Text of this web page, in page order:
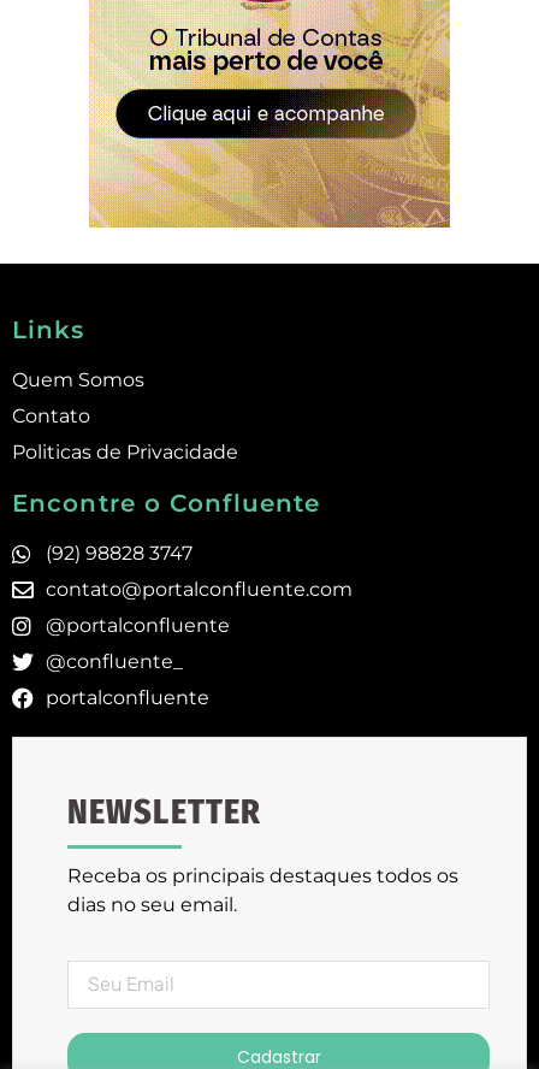
Links
Quem Somos
Contato
Politicas de Privacidade
Encontre o Confluente
(92) 98828 3747
contato@portalconfluente.com
@portalconfluente
@confluente_
portalconfluente
NEWSLETTER
Receba os principais destaques todos os
dias no seu email.
Cadastrar